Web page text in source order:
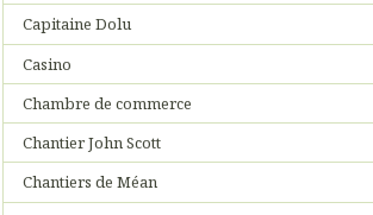
Capitaine Dolu
Casino
Chambre de commerce
Chantier John Scott
Chantiers de Méan